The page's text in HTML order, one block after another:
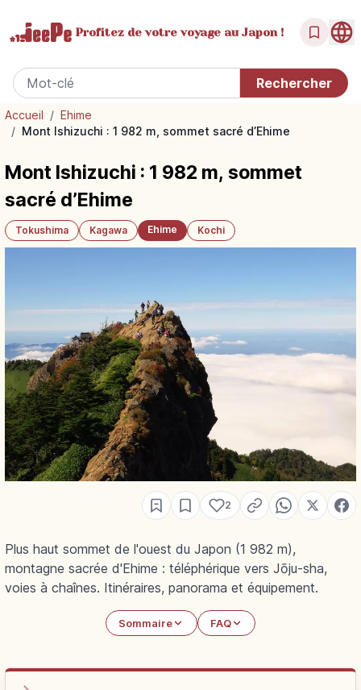
Profitez de votrevoyage au Japon !
Accueil / Ehime
/ Mont Ishizuchi : 1 982 m, sommet sacré d’Ehime
Mont Ishizuchi : 1 982 m, sommet
sacré d’Ehime
Tokushima Kagawa Ehime Kochi
2
Plus haut sommet de l'ouest du Japon (1 982 m),
montagne sacrée d'Ehime : téléphérique vers Jōju-sha,
voies à chaînes. Itinéraires, panorama et équipement.
Sommaire FAQ